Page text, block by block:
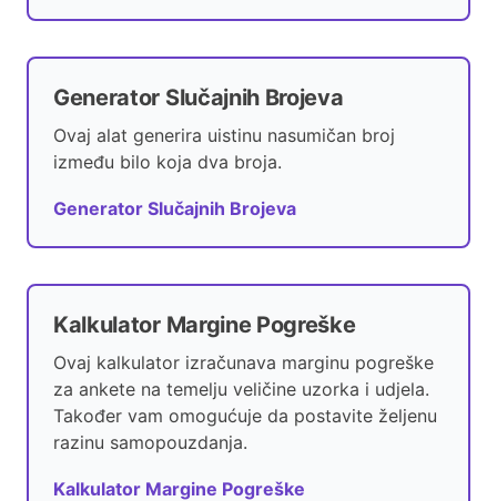
Generator Slučajnih Brojeva
Ovaj alat generira uistinu nasumičan broj
između bilo koja dva broja.
Generator Slučajnih Brojeva
Kalkulator Margine Pogreške
Ovaj kalkulator izračunava marginu pogreške
za ankete na temelju veličine uzorka i udjela.
Također vam omogućuje da postavite željenu
razinu samopouzdanja.
Kalkulator Margine Pogreške